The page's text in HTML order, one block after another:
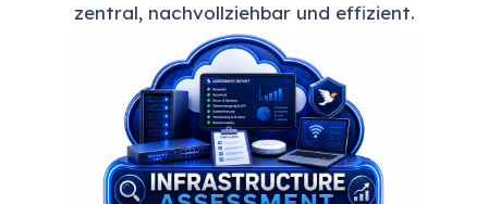
zentral, nachvollziehbar und effizient.